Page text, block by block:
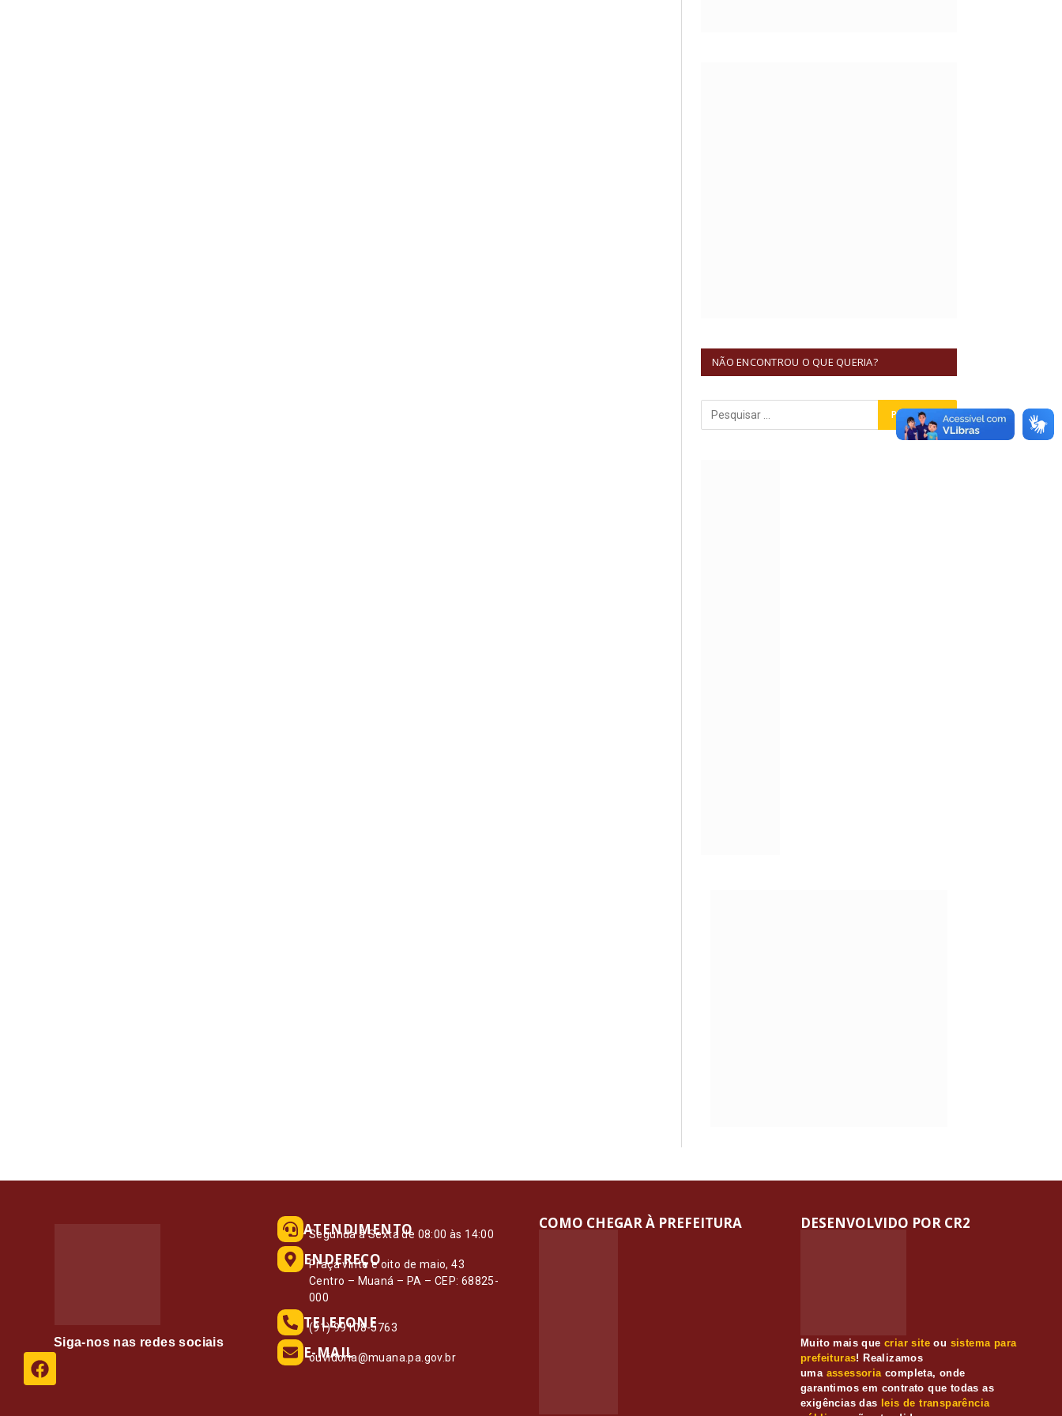
NÃO ENCONTROU O QUE QUERIA?
Siga-nos nas redes sociais
ATENDIMENTO
Segunda à Sexta de 08:00 às 14:00
ENDEREÇO
Praça vinte e oito de maio, 43
Centro – Muaná – PA – CEP: 68825-
000
TELEFONE
(91) 99108-5763
E-MAIL
ouvidoria@muana.pa.gov.br
COMO CHEGAR À PREFEITURA
Muito mais quecriar site ou sistema para
prefeituras! Realizamos
uma assessoriacompleta, onde
garantimos em contrato que todas as
exigências das leis de transparência
DESENVOLVIDO POR CR2